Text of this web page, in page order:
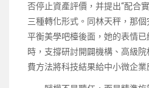
否停止資產評價，并提出“配合實
三種轉化形式。同林天秤，那
平衡美學吧檯後面，她的表情已
時，支撐研討開闢機構、高級
費方法將科技結果給中小微企業